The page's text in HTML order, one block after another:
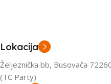
Lokacija
Željeznička bb, Busovača
(TC Party)